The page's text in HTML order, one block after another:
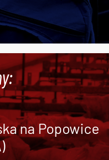
na Popowice